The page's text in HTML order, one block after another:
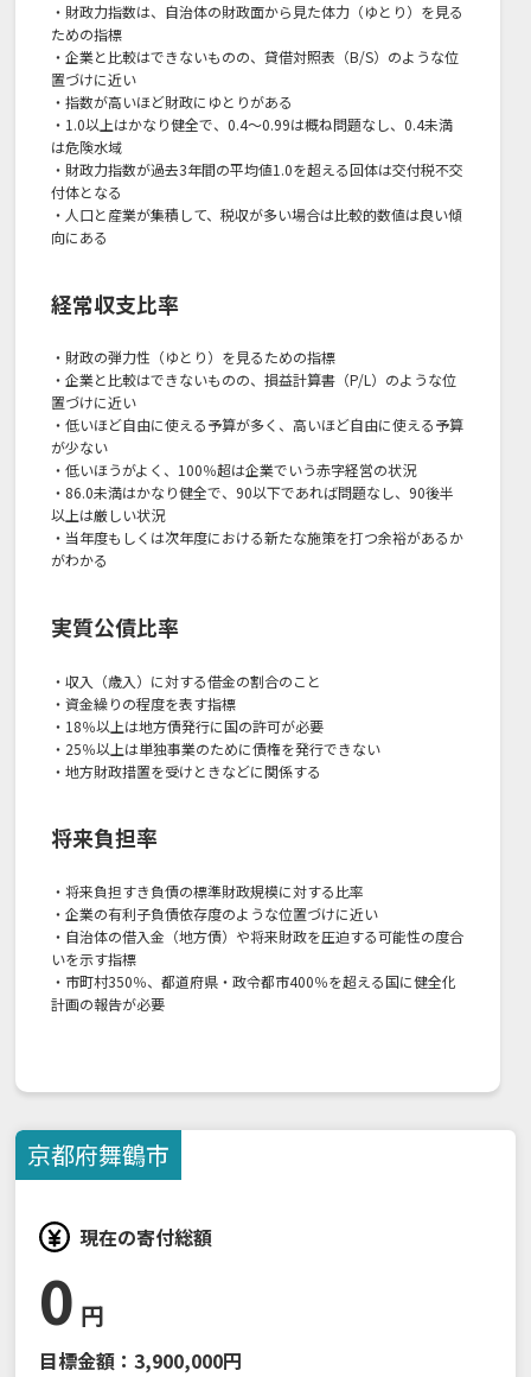
・財政力指数は、自治体の財政面から見た体力（ゆとり）を見る
ための指標
・企業と比較はできないものの、貸借対照表（B/S）のような位
置づけに近い
・指数が高いほど財政にゆとりがある
・1.0以上はかなり健全で、0.4～0.99は概ね問題なし、0.4未満
は危険水域
・財政力指数が過去3年間の平均値1.0を超える回体は交付税不交
付体となる
・人口と産業が集積して、税収が多い場合は比較的数値は良い傾
向にある
経常収支比率
・財政の弾力性（ゆとり）を見るための指標
・企業と比較はできないものの、損益計算書（P/L）のような位
置づけに近い
・低いほど自由に使える予算が多く、高いほど自由に使える予算
が少ない
・低いほうがよく、100％超は企業でいう赤字経営の状況
・86.0未満はかなり健全で、90以下であれば問題なし、90後半
以上は厳しい状況
・当年度もしくは次年度における新たな施策を打つ余裕があるか
がわかる
実質公債比率
・収入（歳入）に対する借金の割合のこと
・資金繰りの程度を表す指標
・18％以上は地方債発行に国の許可が必要
・25％以上は単独事業のために債権を発行できない
・地方財政措置を受けときなどに関係する
将来負担率
・将来負担すき負債の標準財政規模に対する比率
・企業の有利子負債依存度のような位置づけに近い
・自治体の借入金（地方債）や将来財政を圧迫する可能性の度合
いを示す指標
・市町村350％、都道府県・政令都市400％を超える国に健全化
計画の報告が必要
京都府舞鶴市
現在の寄付総額
0 円
目標金額：3,900,000円